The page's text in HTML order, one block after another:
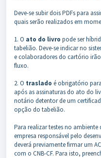
Deve-se subir dois PDFs para
quais serão realizados em
1. O ato do livro pode ser
tabelião. Deve-se indicar no
e colaboradores do cartório
fluxo.
2. O traslado é obrigatório
após as assinaturas do ato do
notário detentor de um
opção do tabelião.
Para realizar testes no
empresa responsável pelo
deverá previamente firmar um
com o CNB-CF. Para isto,